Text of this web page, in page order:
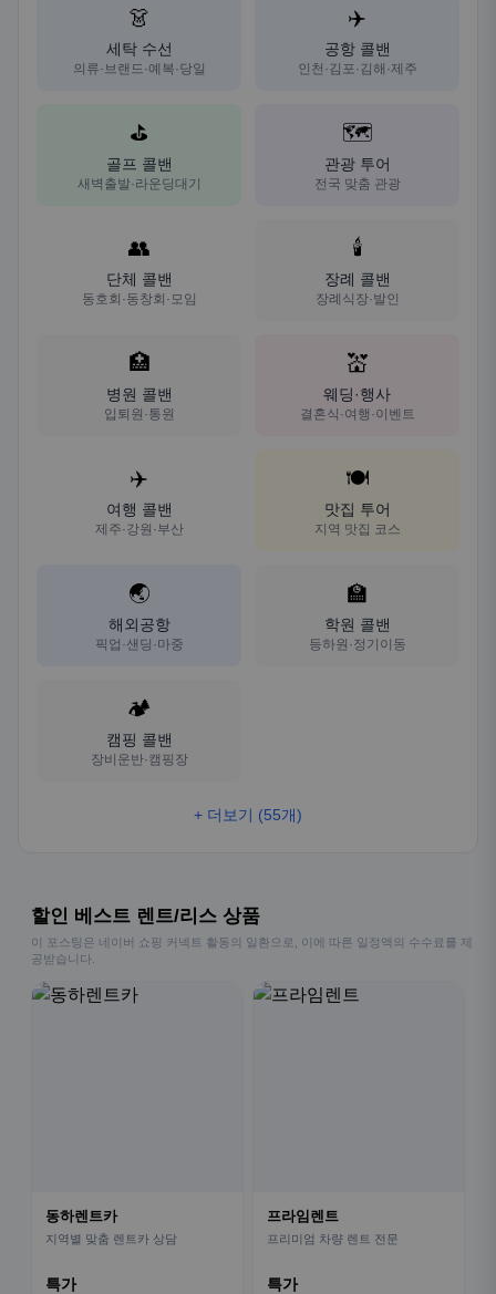
👗
세탁 수선
의류·브랜드·예복·당일
✈️
공항 콜밴
인천·김포·김해·제주
⛳
골프 콜밴
새벽출발·라운딩대기
🗺️
관광 투어
전국 맞춤 관광
👥
단체 콜밴
동호회·동창회·모임
🕯️
장례 콜밴
장례식장·발인
🏥
병원 콜밴
입퇴원·통원
💒
웨딩·행사
결혼식·여행·이벤트
✈️
여행 콜밴
제주·강원·부산
🍽️
맛집 투어
지역 맛집 코스
🌏
해외공항
픽업·샌딩·마중
🏫
학원 콜밴
등하원·정기이동
🏕️
캠핑 콜밴
장비운반·캠핑장
+ 더보기 (55개)
할인 베스트 렌트/리스 상품
이 포스팅은 네이버 쇼핑 커넥트 활동의 일환으로, 이에 따른 일정액의 수수료를 제
공받습니다.
동하렌트카
지역별 맞춤 렌트카 상담
특가
프라임렌트
프리미엄 차량 렌트 전문
특가